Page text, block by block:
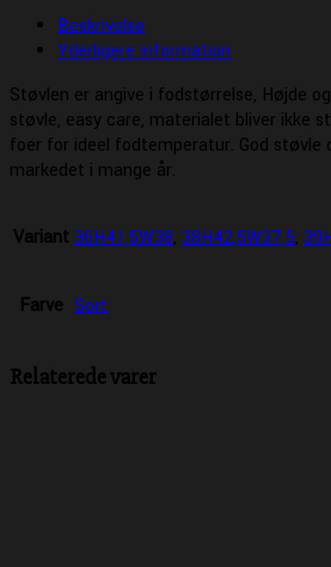
Beskrivelse
Yderligere information
Støvlen er angive i fodstørrelse, Højde
støvle, easy care, materialet bliver ikke
foer for ideel fodtemperatur. God støvle
markedet i mange år.
Variant 36H41,5W38, 38H42,5W37,5,
Farve Sort
Relaterede varer